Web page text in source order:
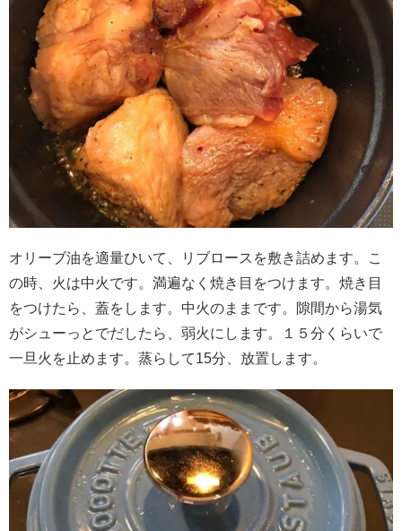
オリーブ油を適量ひいて、リブロースを敷き詰めます。こ
の時、火は中火です。満遍なく焼き目をつけます。焼き目
をつけたら、蓋をします。中火のままです。隙間から湯気
がシューっとでだしたら、弱火にします。１５分くらいで
一旦火を止めます。蒸らして15分、放置します。